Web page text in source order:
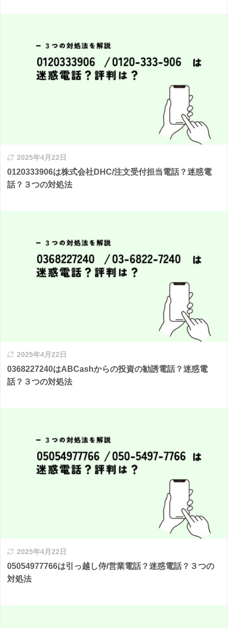
2025年4月22日
0120333906は株式会社DHC/注文受付担当電話？迷惑電
話？３つの対処法
2025年4月22日
0368227240はABCashからの投資の勧誘電話？迷惑電
話？３つの対処法
2025年4月22日
05054977766は引っ越し侍/営業電話？迷惑電話？３つの
対処法